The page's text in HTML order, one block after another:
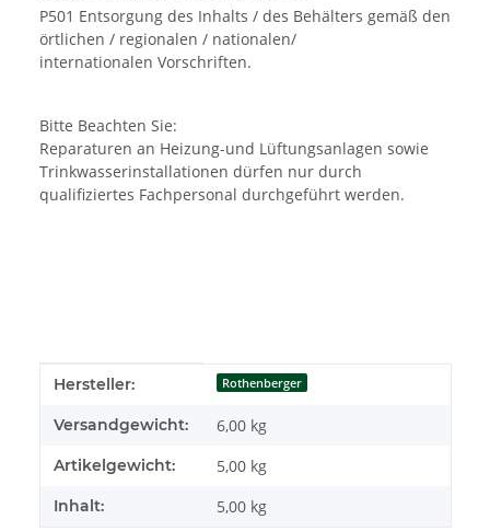
P501 Entsorgung des Inhalts / des Behälters gemäß den
örtlichen / regionalen / nationalen/
internationalen Vorschriften.
Bitte Beachten Sie:
Reparaturen an Heizung-und Lüftungsanlagen sowie
Trinkwasserinstallationen dürfen nur durch
qualifiziertes Fachpersonal durchgeführt werden.
Produkteigenschaft
Wert
Hersteller: Rothenberger
Versandgewicht: 6,00 kg
Artikelgewicht: 5,00 kg
Inhalt: 5,00 kg